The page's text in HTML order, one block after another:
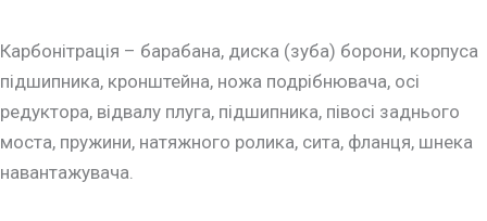
Карбонітрація – барабана, диска (зуба) борони, корпуса
підшипника, кронштейна, ножа подрібнювача, осі
редуктора, відвалу плуга, підшипника, півосі заднього
моста, пружини, натяжного ролика, сита, фланця, шнека
навантажувача.